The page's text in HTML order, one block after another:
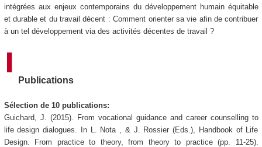
intégrées aux enjeux contemporains du développement humain équitable
et durable et du travail décent : Comment orienter sa vie afin de contribuer
à un tel développement via des activités décentes de travail ?
Publications
Sélection de 10 publications:
Guichard, J. (2015). From vocational guidance and career counselling to
life design dialogues. In L. Nota , & J. Rossier (Eds.), Handbook of Life
Design. From practice to theory, from theory to practice (pp. 11-25).